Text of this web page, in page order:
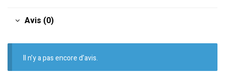
Avis (0)
Il n’y a pas encore d’avis.